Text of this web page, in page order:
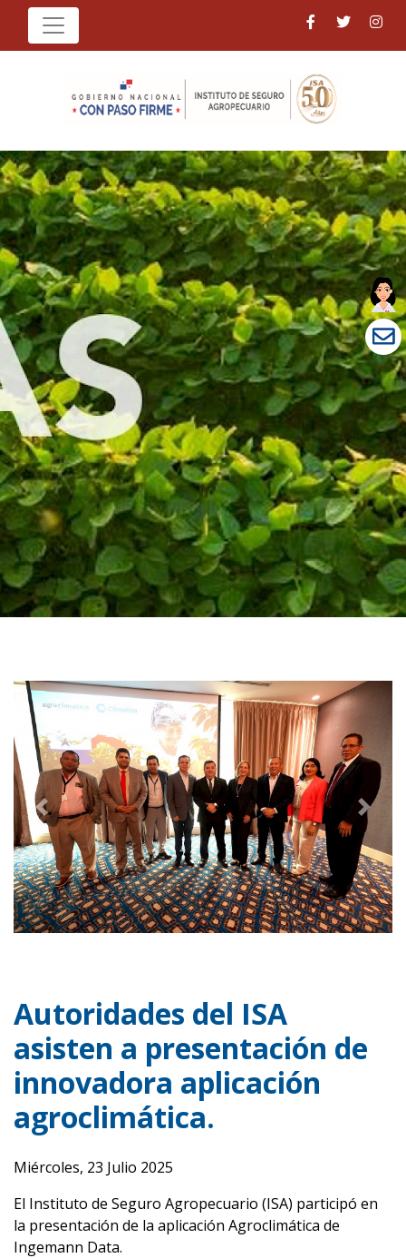
Previous Next
Autoridades del ISA
asisten a presentación de
innovadora aplicación
agroclimática.
Miércoles, 23 Julio 2025
El Instituto de Seguro Agropecuario (ISA) participó en
la presentación de la aplicación Agroclimática de
Ingemann Data.